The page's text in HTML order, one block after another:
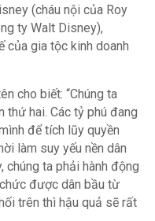
(cháu nội của Roy
ty Walt Disney),
của gia tộc kinh doanh
cho biết: “Chúng ta
hai. Các tỷ phú đang
để tích lũy quyền
làm suy yếu nền dân
chúng ta phải hành động
được dân bầu từ
trên thì hậu quả sẽ rất